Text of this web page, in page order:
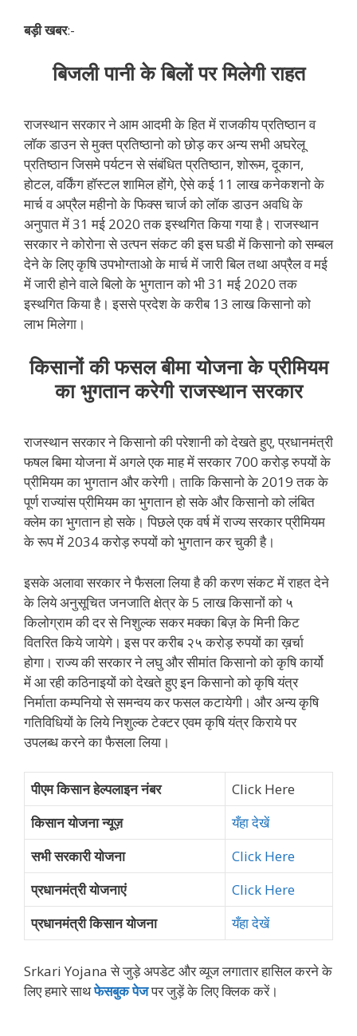
बड़ी खबर:-
बिजली पानी के बिलों पर मिलेगी राहत
राजस्थान सरकार ने आम आदमी के हित में राजकीय प्रतिष्ठान व
लॉक डाउन से मुक्त प्रतिष्ठानो को छोड़ कर अन्य सभी अघरेलू
प्रतिष्ठान जिसमे पर्यटन से संबंधित प्रतिष्ठान, शोरूम, दूकान,
होटल, वर्किंग हॉस्टल शामिल होंगे, ऐसे कई 11 लाख कनेकशनो के
मार्च व अप्रैल महीनो के फिक्स चार्ज को लॉक डाउन अवधि के
अनुपात में 31 मई 2020 तक इस्थगित किया गया है। राजस्थान
सरकार ने कोरोना से उत्पन संकट की इस घडी में किसानो को सम्बल
देने के लिए कृषि उपभोग्ताओ के मार्च में जारी बिल तथा अप्रैल व मई
में जारी होने वाले बिलो के भुगतान को भी 31 मई 2020 तक
इस्थगित किया है। इससे प्रदेश के करीब 13 लाख किसानो को
लाभ मिलेगा।
किसानों की फसल बीमा योजना के प्रीमियम
का भुगतान करेगी राजस्थान सरकार
राजस्थान सरकार ने किसानो की परेशानी को देखते हुए, प्रधानमंत्री
फषल बिमा योजना में अगले एक माह में सरकार 700 करोड़ रुपयों के
प्रीमियम का भुगतान और करेगी। ताकि किसानो के 2019 तक के
पूर्ण राज्यांस प्रीमियम का भुगतान हो सके और किसानो को लंबित
क्लेम का भुगतान हो सके। पिछले एक वर्ष में राज्य सरकार प्रीमियम
के रूप में 2034 करोड़ रुपयों को भुगतान कर चुकी है।
इसके अलावा सरकार ने फैसला लिया है की करण संकट में राहत देने
के लिये अनुसूचित जनजाति क्षेत्र के 5 लाख किसानों को ५
किलोग्राम की दर से निशुल्क सकर मक्का बिज़ के मिनी किट
वितरित किये जायेगे। इस पर करीब २५ करोड़ रुपयों का ख़र्चा
होगा। राज्य की सरकार ने लघु और सीमांत किसानो को कृषि कार्यो
में आ रही कठिनाइयों को देखते हुए इन किसानो को कृषि यंत्र
निर्माता कम्पनियो से समन्वय कर फसल कटायेगी। और अन्य कृषि
गतिविधियों के लिये निशुल्क टेक्टर एवम कृषि यंत्र किराये पर
उपलब्ध करने का फैसला लिया।
पीएम किसान हेल्पलाइन नंबर
Click Here
किसान योजना न्यूज़
यँहा देखें
सभी सरकारी योजना
Click Here
प्रधानमंत्री योजनाएं
Click Here
प्रधानमंत्री किसान योजना
यँहा देखें
Srkari Yojana से जुड़े अपडेट और व्‍यूज लगातार हासिल करने के
लिए हमारे साथफेसबुक पेजपर जुड़ें के ल‍िए क्‍ल‍िक करें।